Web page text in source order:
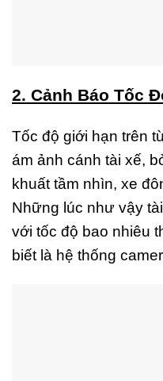
2. Cảnh Báo Tốc
Tốc độ giới hạn trên
ám ảnh cánh tài xế,
khuất tầm nhìn, xe
Những lúc như vậy
với tốc độ bao nhiêu
biết là hệ thống